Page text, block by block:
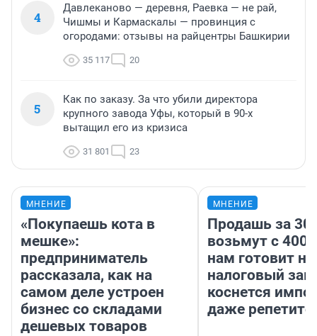
4
Давлеканово — деревня, Раевка — не рай,
Чишмы и Кармаскалы — провинция с
огородами: отзывы на райцентры Башкирии
35 117 20
5
Как по заказу. За что убили директора
крупного завода Уфы, который в 90-х
вытащил его из кризиса
31 801 23
МНЕНИЕ
«Покупаешь кота в
мешке»:
предприниматель
рассказала, как на
самом деле устроен
бизнес со складами
дешевых товаров
МНЕНИЕ
Продашь за
возьмут с
нам готовит
налоговый
коснется
даже